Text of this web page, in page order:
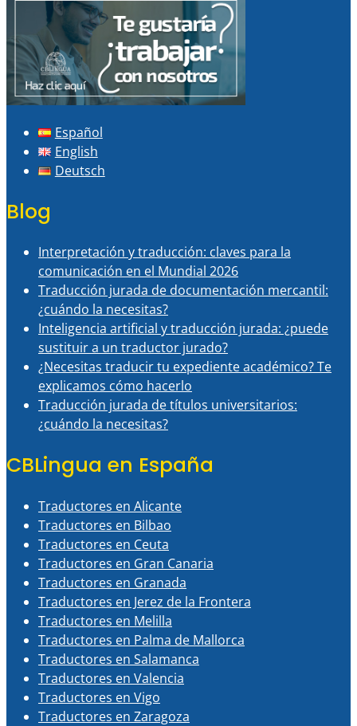
Español
English
Deutsch
Blog
Interpretación y traducción: claves para la
comunicación en el Mundial 2026
Traducción jurada de documentación mercantil:
¿cuándo la necesitas?
Inteligencia artificial y traducción jurada: ¿puede
sustituir a un traductor jurado?
¿Necesitas traducir tu expediente académico? Te
explicamos cómo hacerlo
Traducción jurada de títulos universitarios:
¿cuándo la necesitas?
CBLingua en España
Traductores en Alicante
Traductores en Bilbao
Traductores en Ceuta
Traductores en Gran Canaria
Traductores en Granada
Traductores en Jerez de la Frontera
Traductores en Melilla
Traductores en Palma de Mallorca
Traductores en Salamanca
Traductores en Valencia
Traductores en Vigo
Traductores en Zaragoza